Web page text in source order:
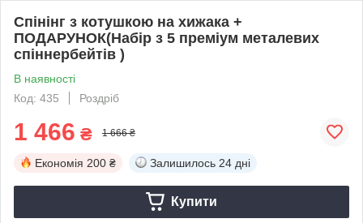
Спінінг з котушкою на хижака +
ПОДАРУНОК(Набір з 5 преміум металевих
спіннербейтів )
В наявності
Код: 435
Роздріб
1 466 ₴ 1 666 ₴
Економія 200 ₴ Залишилось 24 дні
Купити